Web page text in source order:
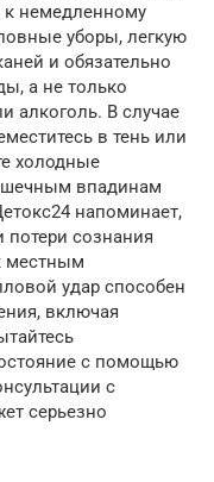
к немедленному
уборы, легкую
и обязательно
а не только
алкоголь. В случае
в тень или
холодные
впадинам
напоминает,
сознания
местным
удар способен
включая
с помощью
с
серьезно